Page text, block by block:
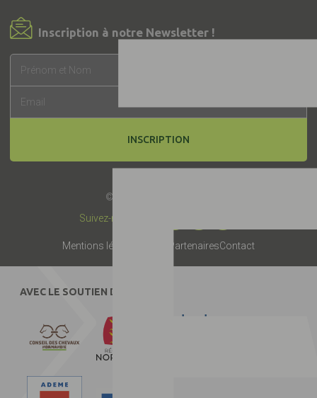
Inscription à notre Newsletter !
INSCRIPTION
© 2019 -
Suivez-nous :
Mentions légales PartenairesContact
AVEC LE SOUTIEN DE :